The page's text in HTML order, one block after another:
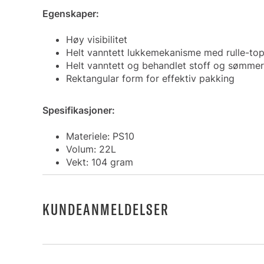
Egenskaper:
Høy visibilitet
Helt vanntett lukkemekanisme med rulle-
Helt vanntett og behandlet stoff og sømmer
Rektangular form for effektiv pakking
Spesifikasjoner:
Materiele: PS10
Volum: 22L
Vekt: 104 gram
KUNDEANMELDELSER